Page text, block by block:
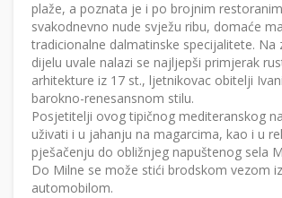
plaže, a poznata je i po brojnim
svakodnevno nude svježu ribu, domaće
tradicionalne dalmatinske specijalitete. Na
dijelu uvale nalazi se najljepši primjerak
arhitekture iz 17 st., ljetnikovac obitelji
barokno-renesansnom stilu.
Posjetitelji ovog tipičnog mediteranskog
uživati i u jahanju na magarcima, kao i u
pješačenju do obližnjeg napuštenog sela
Do Milne se može stići brodskom vezom
automobilom.